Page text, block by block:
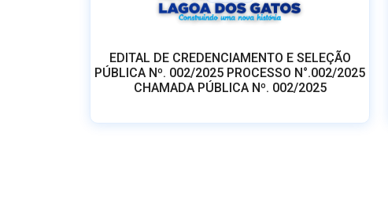
EDITAL DE CREDENCIAMENTO E SELEÇÃO
PÚBLICA Nº. 002/2025 PROCESSO N°.002/2025
CHAMADA PÚBLICA Nº. 002/2025